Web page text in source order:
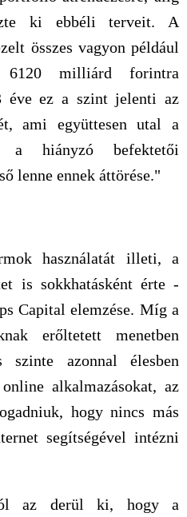
ki ebbéli terveit. A
összes vagyon például
milliárd forintra
éve ez a szint jelenti az
ami együttesen utal a
a hiányzó befektetői
lenne ennek áttörése."
használatát illeti, a
is sokkhatásként érte -
Capital elemzése. Míg a
erőltetett menetben
azonnal élesben
alkalmazásokat, az
hogy nincs más
segítségével intézni
az derül ki, hogy a